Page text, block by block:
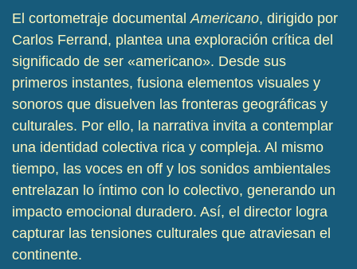
El cortometraje documentalAmericano, dirigido por
Carlos Ferrand, plantea una exploración crítica del
significado de ser «americano». Desde sus
primeros instantes, fusiona elementos visuales y
sonoros que disuelven las fronteras geográficas y
culturales. Por ello, la narrativa invita a contemplar
una identidad colectiva rica y compleja. Al mismo
tiempo, las voces en off y los sonidos ambientales
entrelazan lo íntimo con lo colectivo, generando un
impacto emocional duradero. Así, el director logra
capturar las tensiones culturales que atraviesan el
continente.